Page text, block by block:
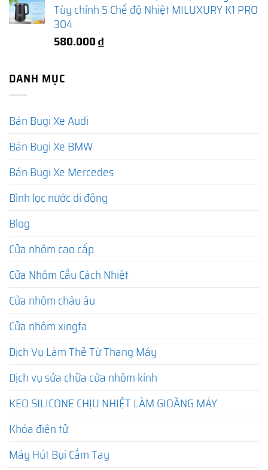
Tùy chỉnh 5 Chế độ Nhiệt MILUXURY K1 PRO
304
580.000₫
DANH MỤC
Bán Bugi Xe Audi
Bán Bugi Xe BMW
Bán Bugi Xe Mercedes
Bình lọc nước di động
Blog
Cửa nhôm cao cấp
Cửa Nhôm Cầu Cách Nhiệt
Cửa nhôm châu âu
Cửa nhôm xingfa
Dịch Vụ Làm Thẻ Từ Thang Máy
Dịch vụ sửa chữa cửa nhôm kính
KEO SILICONE CHỊU NHIỆT LÀM GIOĂNG MÁY
Khóa điện tử
Máy Hút Bụi Cầm Tay